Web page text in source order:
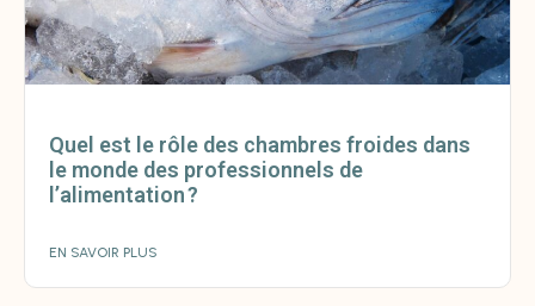
Quel est le rôle des chambres froides dans
le monde des professionnels de
l’alimentation ?
EN SAVOIR PLUS